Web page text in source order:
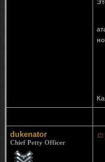
dukenator
Chief Petty Officer